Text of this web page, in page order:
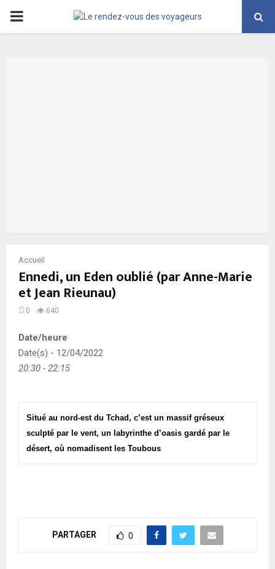
PRIMARY
Accueil
Ennedi, un Eden oublié (par Anne-Marie
et Jean Rieunau)
0 640
Date/heure
Date(s) - 12/04/2022
20:30 - 22:15
Situé au nord-est du Tchad, c’est un massif gréseux
sculpté par le vent, un labyrinthe d’oasis gardé par le
désert, où nomadisent les Toubous
PARTAGER 0